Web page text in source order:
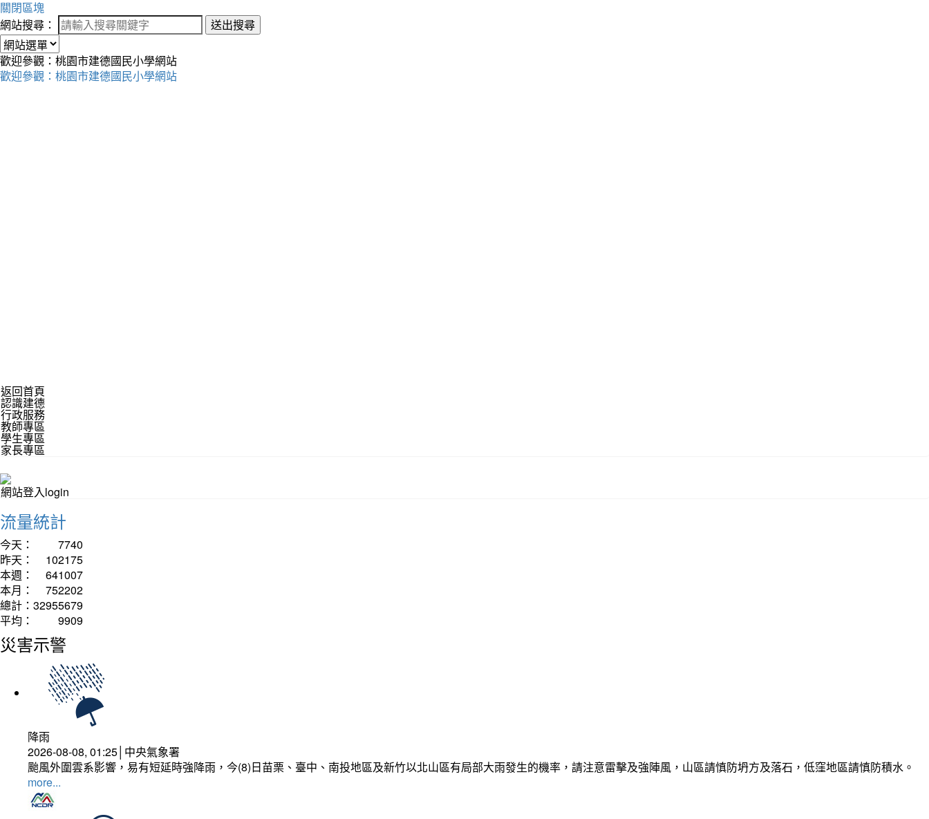
關閉區塊
網站搜尋：
送出搜尋
歡迎參觀：桃園市建德國民小學網站
歡迎參觀：桃園市建德國民小學網站
返回首頁
認識建德
行政服務
教師專區
學生專區
家長專區
網站登入login
流量統計
今天：
7740
昨天：
102175
本週：
641007
本月：
752202
總計： 32955679
平均：
9909
災害示警
降雨
2026-08-08, 01:25│中央氣象署
颱風外圍雲系影響，易有短延時強降雨，今(8)日苗栗、臺中、南投地區及新竹以北山區有局部大雨發生的機率，請注意雷擊及強陣風，山區請慎防坍方及落石，低窪地區請慎防積水。
more...